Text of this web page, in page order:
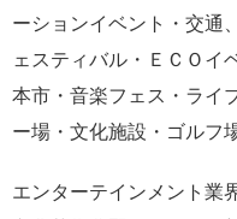
ーションイベント・交通
ェスティバル・ＥＣＯイ
本市・音楽フェス・ライ
ー場・文化施設・ゴルフ
エンターテインメント業